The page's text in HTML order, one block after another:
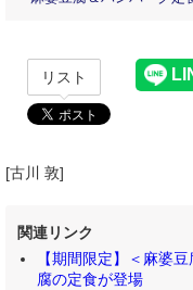
リスト
[古川 敦]
関連リンク
【期間限定】＜麻婆
腐の定食が登場